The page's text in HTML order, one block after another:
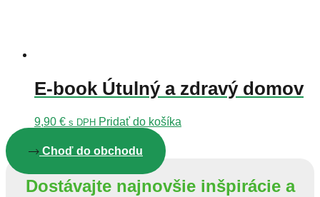
E-book Útulný a zdravý domov
9,90 € s DPH Pridať do košíka
Choď do obchodu
Dostávajte najnovšie inšpirácie a